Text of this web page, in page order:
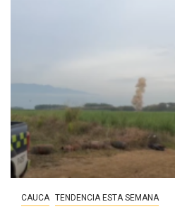
CAUCA TENDENCIA ESTA SEMANA